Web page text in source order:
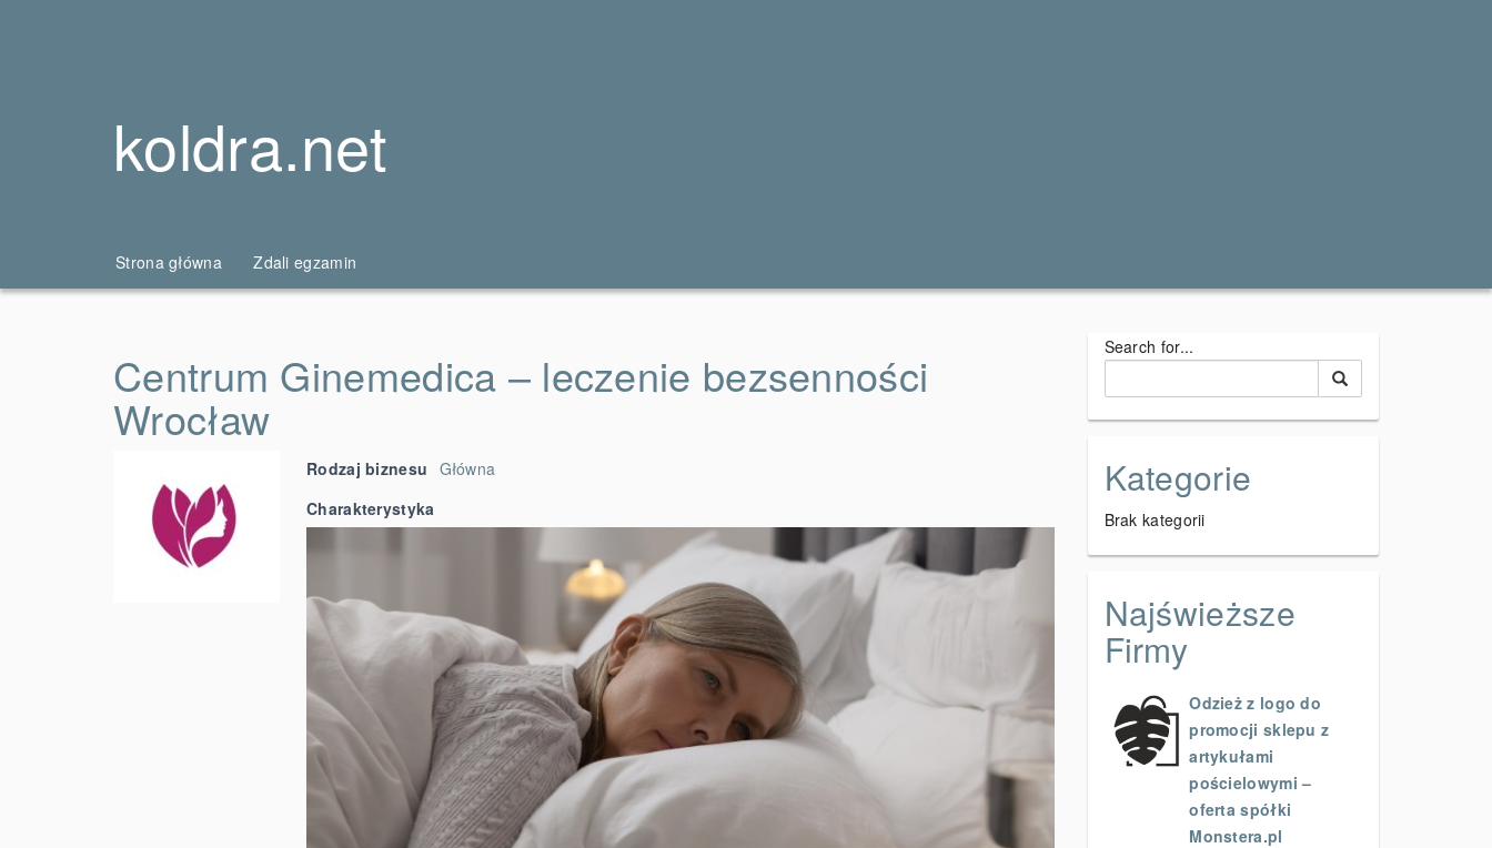
koldra.net
Strona główna Zdali egzamin
Centrum Ginemedica – leczenie bezsenności
Wrocław
Rodzaj biznesu Główna
Charakterystyka
Search for...
Kategorie
Brak kategorii
Najświeższe
Firmy
Odzież z logo do
promocji sklepu z
artykułami
pościelowymi –
oferta spółki
Monstera.pl